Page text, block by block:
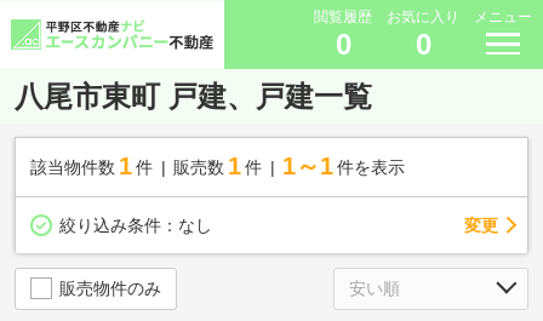
閲覧履歴
0
お気に入り
0
メニュー
八尾市東町 戸建、戸建一覧
該当物件数 1件 販売数 1 件 1～1 件を表示
絞り込み条件： なし 変更
販売物件のみ